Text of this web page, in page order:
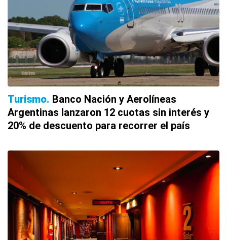
Turismo Banco Nación y Aerolíneas
Argentinas lanzaron 12 cuotas sin interés y
20% de descuento para recorrer el país